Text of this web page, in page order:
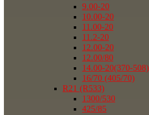
9.00-20
10.00-20
11.00-20
11.2-20
12.00-20
12.00/80
14.00-20(370-508)
16/70 (405/70)
R21 (R533)
1300/530
425/85